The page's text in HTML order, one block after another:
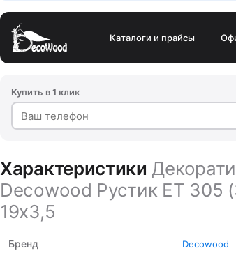
Каталоги и прайсы
Купить в 1 клик
Характеристики
Decowood Рустик ET 305
19х3,5
Бренд Decowood